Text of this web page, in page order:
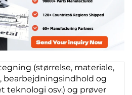
(størrelse, materiale,
bearbejdningsindhold og
teknologi osv.) og prøver